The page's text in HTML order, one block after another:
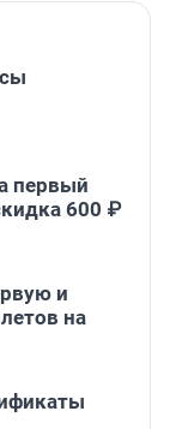
первый
600 ₽
и
на